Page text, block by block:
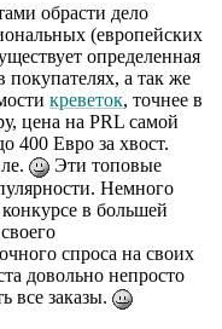
обрасти дело
(европейских
определенная
покупателях, а так же
креветок, точнее в
цена на PRL самой
400 Евро за хвост.
Эти топовые
Немного
в большей
спроса на своих
довольно непросто
все заказы.